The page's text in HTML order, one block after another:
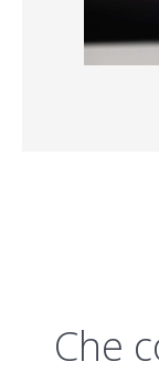
Che